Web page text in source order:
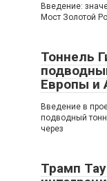
Введение:
Мост Золотой
Тоннель
Европы и
Введение в
подводный
через
Трамп